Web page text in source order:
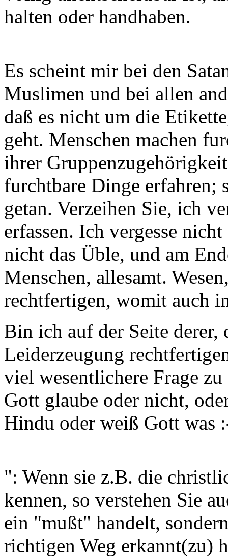
halten oder handhaben.
Es scheint mir bei den
Muslimen und bei allen
daß es nicht um die
geht. Menschen machen
ihrer
furchtbare Dinge erfahren;
getan. Verzeihen Sie, ich
erfassen. Ich vergesse
nicht das Üble, und am
Menschen, allesamt.
rechtfertigen, womit auch
Bin ich auf der Seite derer,
Leiderzeugung
viel wesentlichere Frage
Gott glaube oder nicht,
Hindu oder weiß Gott was
": Wenn sie z.B. die
kennen, so verstehen Sie
ein "mußt" handelt,
richtigen Weg erkannt(zu)